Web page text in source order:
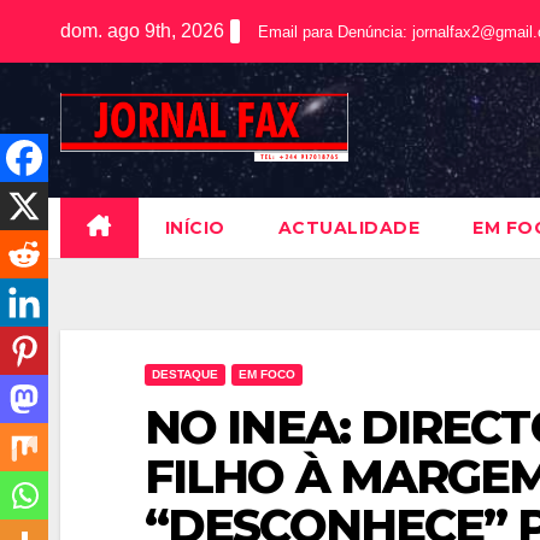
dom. ago 9th, 2026 Email para Denúncia:
INÍCIO ACTUALIDADE EM
DESTAQUE EM FOCO
NO INEA:
FILHO À
“DESCONHECE”